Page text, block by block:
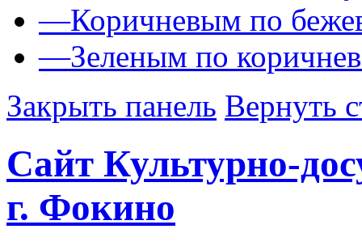
—Коричневым по
—Зеленым по
Закрыть панель Вернуть
Сайт Культурно-
г. Фокино